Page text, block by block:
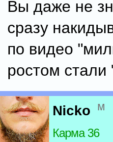
Вы даже не
сразу
по видео
ростом
Nicko м
Карма 36